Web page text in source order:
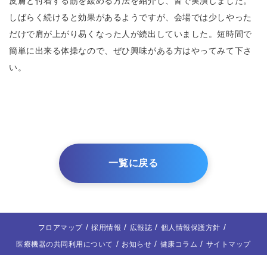
しばらく続けると効果があるようですが、会場では少しやった
だけで肩が上がり易くなった人が続出していました。短時間で
簡単に出来る体操なので、ぜひ興味がある方はやってみて下さ
い。
一覧に戻る
フロアマップ 採用情報 広報誌
個人情報保護方針
医療機器の共同利用について
お知らせ 健康コラム サイトマップ